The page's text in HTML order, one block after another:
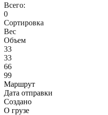
Всего:
0
Сортировка
Вес
Объем
33
33
66
99
Маршрут
Дата отправки
Создано
О грузе